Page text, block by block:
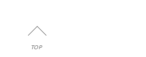
TOP